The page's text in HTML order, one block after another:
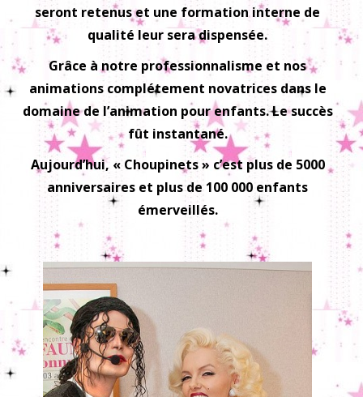
seront retenus et une formation interne de
qualité leur sera dispensée.
Grâce à notre professionnalisme et nos
animations complétement novatrices dans le
domaine de l’animation pour enfants. Le succès
fût instantané.
Aujourd’hui, « Choupinets » c’est plus de 5000
anniversaires et plus de 100 000 enfants
émerveillés.